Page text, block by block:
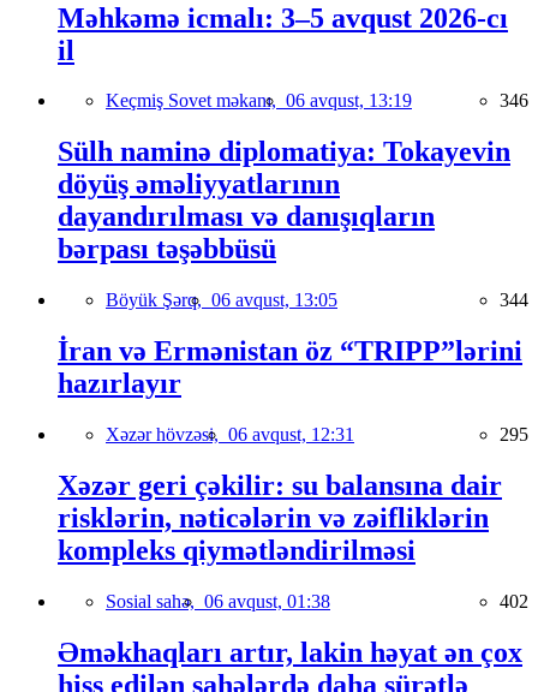
Məhkəmə icmalı: 3–5 avqust 2026-cı
il
Keçmiş Sovet məkanı, 06 avqust, 13:19 346
Sülh naminə diplomatiya: Tokayevin
döyüş əməliyyatlarının
dayandırılması və danışıqların
bərpası təşəbbüsü
Böyük Şərq, 06 avqust, 13:05 344
İran və Ermənistan öz “TRIPP”lərini
hazırlayır
Xəzər hövzəsi, 06 avqust, 12:31 295
Xəzər geri çəkilir: su balansına dair
risklərin, nəticələrin və zəifliklərin
kompleks qiymətləndirilməsi
Sosial sahə, 06 avqust, 01:38 402
Əməkhaqları artır, lakin həyat ən çox
hiss edilən sahələrdə daha sürətlə